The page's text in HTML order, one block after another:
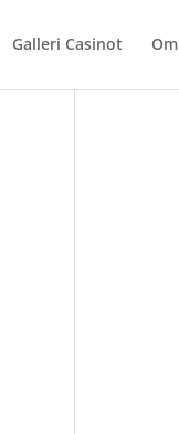
Galleri Casinot Om